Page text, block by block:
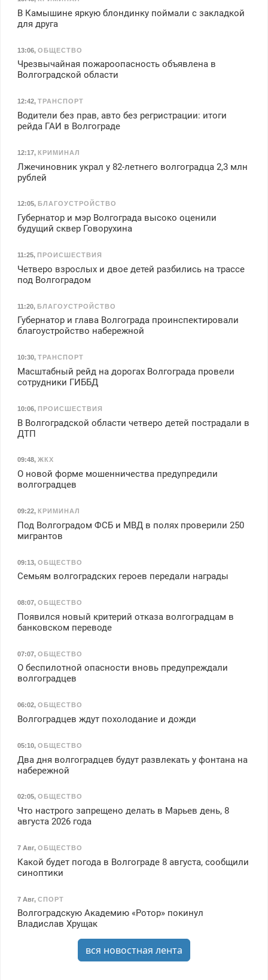
В Камышине яркую блондинку поймали с закладкой
для друга
13:06, ОБЩЕСТВО
Чрезвычайная пожароопасность объявлена в
Волгоградской области
12:42, ТРАНСПОРТ
Водители без прав, авто без регристрации: итоги
рейда ГАИ в Волгограде
12:17, КРИМИНАЛ
Лжечиновник украл у 82-летнего волгоградца 2,3 млн
рублей
12:05, БЛАГОУСТРОЙСТВО
Губернатор и мэр Волгограда высоко оценили
будущий сквер Говорухина
11:25, ПРОИСШЕСТВИЯ
Четверо взрослых и двое детей разбились на трассе
под Волгоградом
11:20, БЛАГОУСТРОЙСТВО
Губернатор и глава Волгограда проинспектировали
благоустройство набережной
10:30, ТРАНСПОРТ
Масштабный рейд на дорогах Волгограда провели
сотрудники ГИББД
10:06, ПРОИСШЕСТВИЯ
В Волгоградской области четверо детей пострадали в
ДТП
09:48, ЖКХ
О новой форме мошенничества предупредили
волгоградцев
09:22, КРИМИНАЛ
Под Волгоградом ФСБ и МВД в полях проверили 250
мигрантов
09:13, ОБЩЕСТВО
Семьям волгоградских героев передали награды
08:07, ОБЩЕСТВО
Появился новый критерий отказа волгоградцам в
банковском переводе
07:07, ОБЩЕСТВО
О беспилотной опасности вновь предупреждали
волгоградцев
06:02, ОБЩЕСТВО
Волгоградцев ждут похолодание и дожди
05:10, ОБЩЕСТВО
Два дня волгоградцев будут развлекать у фонтана на
набережной
02:05, ОБЩЕСТВО
Что настрого запрещено делать в Марьев день, 8
августа 2026 года
7 Авг, ОБЩЕСТВО
Какой будет погода в Волгограде 8 августа, сообщили
синоптики
7 Авг, СПОРТ
Волгоградскую Академию «Ротор» покинул
Владислав Хрущак
вся новостная лента